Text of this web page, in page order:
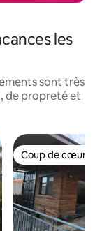
les
sont très
de propreté et
Coup de cœur
Coup de cœur